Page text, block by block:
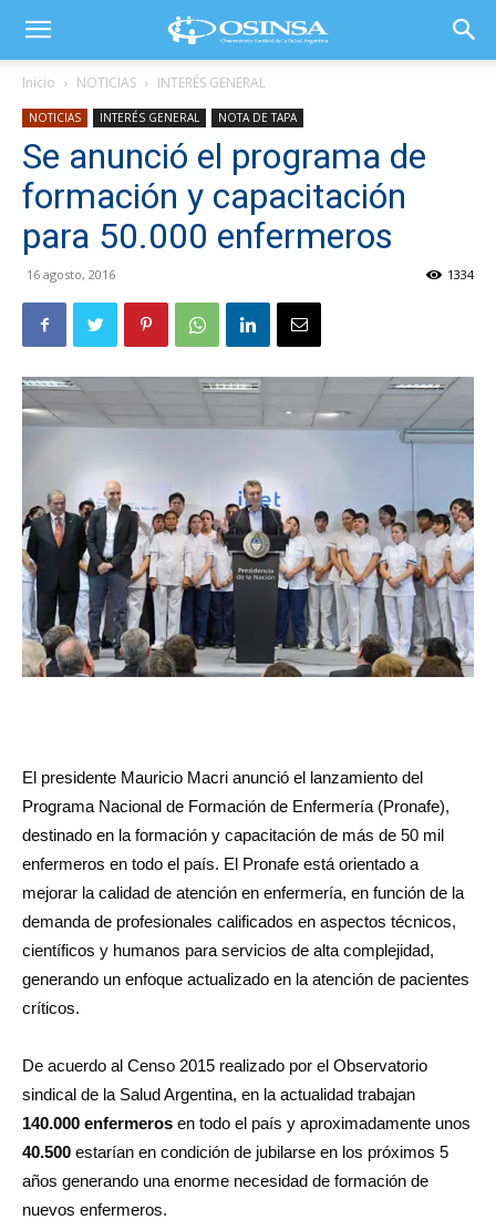
Inicio NOTICIAS INTERÉS GENERAL
NOTICIAS INTERÉS GENERAL NOTA DE TAPA
Se anunció el programa de
formación y capacitación
para 50.000 enfermeros
16 agosto, 2016 1334
El presidente Mauricio Macri anunció el lanzamiento del
Programa Nacional de Formación de Enfermería (Pronafe),
destinado en la formación y capacitación de más de 50 mil
enfermeros en todo el país. El Pronafe está orientado a
mejorar la calidad de atención en enfermería, en función de la
demanda de profesionales calificados en aspectos técnicos,
científicos y humanos para servicios de alta complejidad,
generando un enfoque actualizado en la atención de pacientes
críticos.
De acuerdo al Censo 2015 realizado por el Observatorio
sindical de la Salud Argentina, en la actualidad trabajan
140.000 enfermeros en todo el país y aproximadamente unos
40.500 estarían en condición de jubilarse en los próximos 5
años generando una enorme necesidad de formación de
nuevos enfermeros.